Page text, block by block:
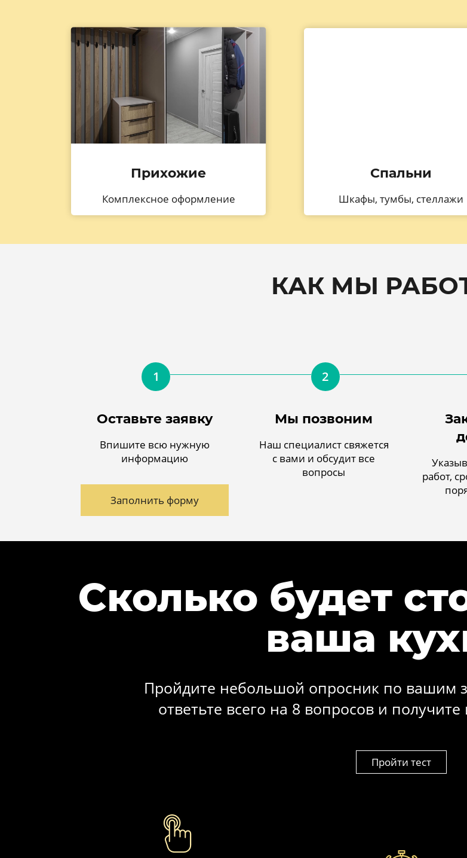
Прихожие
Комплексное оформление
Спальни
Шкафы, тумбы, стеллажи
КАК МЫ
1
Оставьте заявку
Впишите всю нужную
информацию
Заполнить форму
2
Мы позвоним
Наш специалист свяжется
с вами и обсудит все
вопросы
работ,
Сколько будет
ваша
Пройдите небольшой опросник по вашим
ответьте всего на 8 вопросов и
Пройти тест